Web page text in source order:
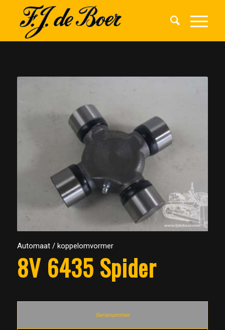
Automaat / koppelomvormer
8V 6435 Spider